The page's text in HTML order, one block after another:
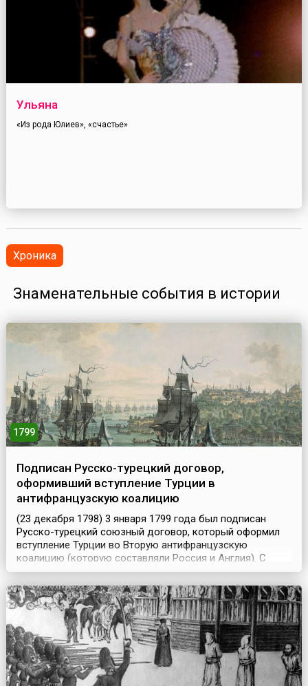
Ульяна
«Из рода Юлиев», «счастье»
Хроника
Знаменательные события в истории
1799
Подписан Русско-турецкий договор,
оформивший вступление Турции в
антифранцузскую коалицию
(23 декабря 1798) 3 января 1799 года был подписан
Русско-турецкий союзный договор, который оформил
вступление Турции во Вторую антифранцузскую
коалицию (которую составляли Россия и Англия). С
российской стороны его подписал В.С. Тамара (русский
дипломат, чрезвычайный посланник и полномочный
министр в Константинополе), а от имени Турции – Ахмед
Ариф и Эссеид Ибрагим бей.Тенденция к сближению Ту...